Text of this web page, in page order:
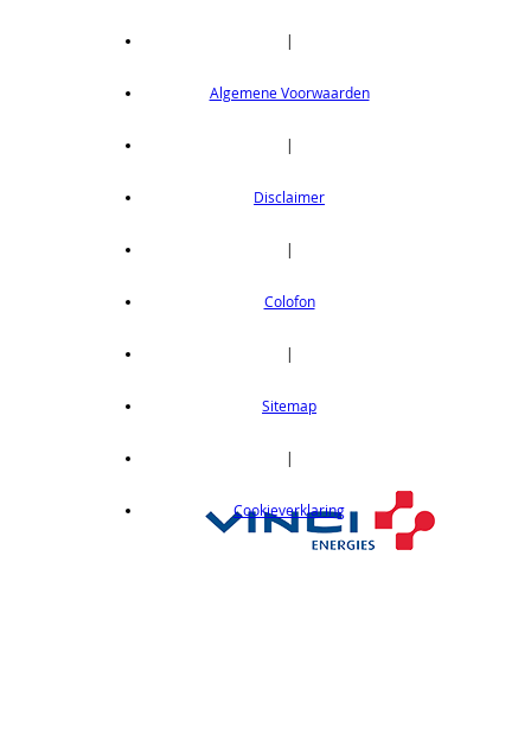
|
Algemene Voorwaarden
|
Disclaimer
|
Colofon
|
Sitemap
|
Cookieverklaring